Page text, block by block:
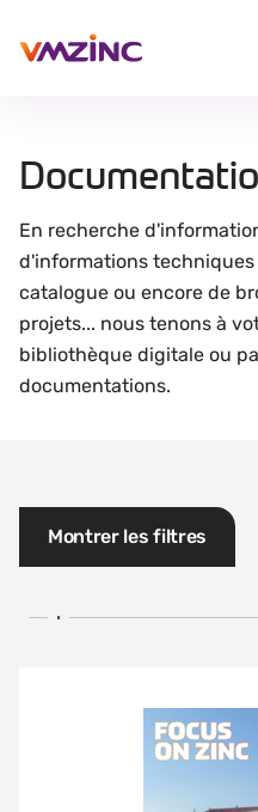
En recherche
d'informations
catalogue ou encore de
projets... nous tenons à
bibliothèque digitale ou
documentations.
Montrer les filtres